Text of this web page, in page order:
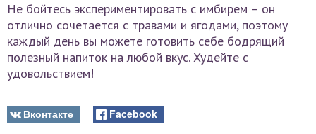
Не бойтесь экспериментировать с имбирем – он
отлично сочетается с травами и ягодами, поэтому
каждый день вы можете готовить себе бодрящий
полезный напиток на любой вкус. Худейте с
удовольствием!
Вконтакте Facebook